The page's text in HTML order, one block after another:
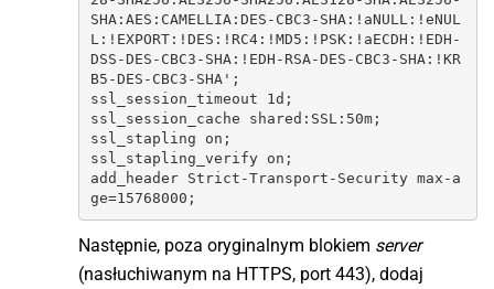
SHA:AES:CAMELLIA:DES-CBC3-SHA:!aNULL:!eNUL
L:!EXPORT:!DES:!RC4:!MD5:!PSK:!aECDH:!EDH-
DSS-DES-CBC3-SHA:!EDH-RSA-DES-CBC3-SHA:!KR
B5-DES-CBC3-SHA';
ssl_session_timeout 1d;
ssl_session_cache shared:SSL:50m;
ssl_stapling on;
ssl_stapling_verify on;
add_header Strict-Transport-Security max-a
ge=15768000;
Następnie, poza oryginalnym blokiem server
(nasłuchiwanym na HTTPS, port 443), dodaj